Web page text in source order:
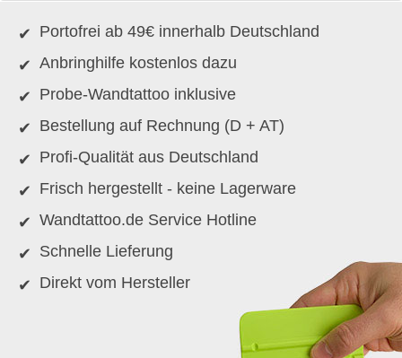
Portofrei ab 49€ innerhalb Deutschland
Anbringhilfe kostenlos dazu
Probe-Wandtattoo inklusive
Bestellung auf Rechnung (D + AT)
Profi-Qualität aus Deutschland
Frisch hergestellt - keine Lagerware
Wandtattoo.de Service Hotline
Schnelle Lieferung
Direkt vom Hersteller